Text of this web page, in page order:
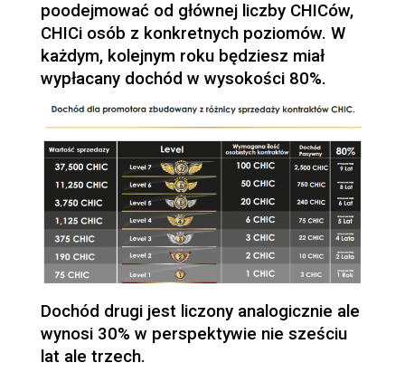
poodejmować od głównej liczby CHICów,
CHICi osób z konkretnych poziomów. W
każdym, kolejnym roku będziesz miał
wypłacany dochód w wysokości 80%.
Dochód drugi jest liczony analogicznie ale
wynosi 30% w perspektywie nie sześciu
lat ale trzech.